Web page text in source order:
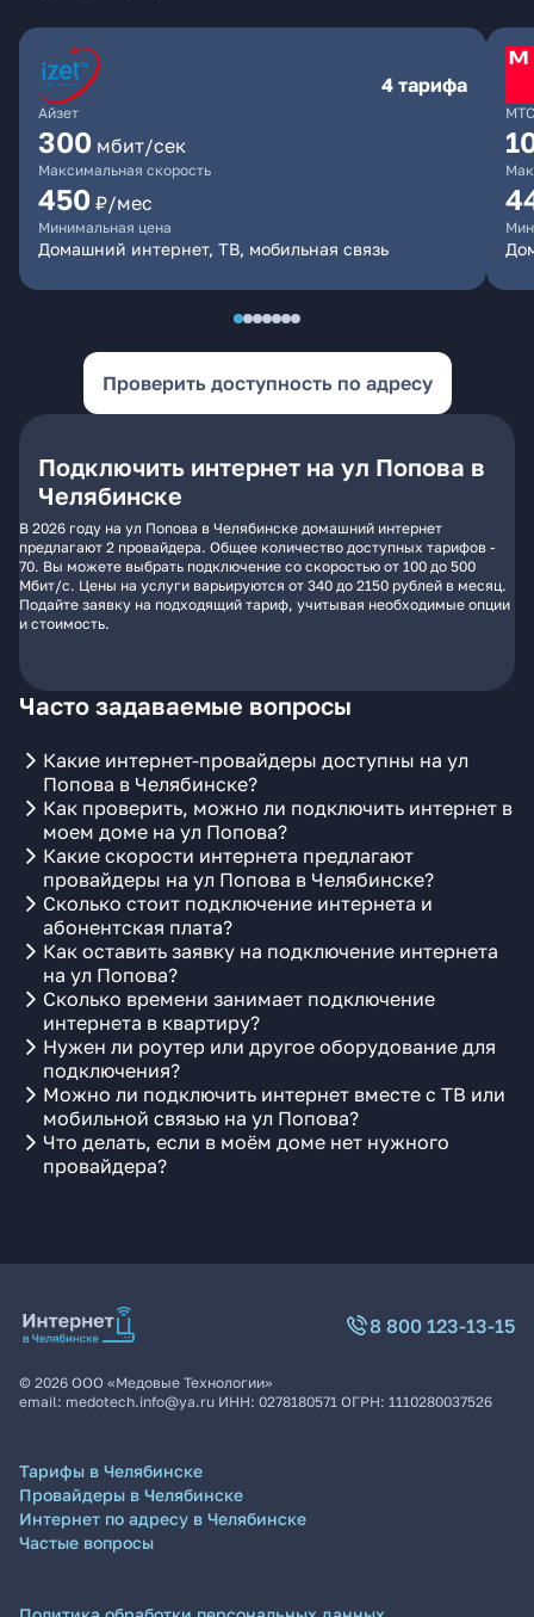
Айзет
4 тарифа
300 мбит/сек
Максимальная скорость
450 ₽/мес
Минимальная цена
Домашний интернет, ТВ, мобильная связь
МТС
Проверить доступность по адресу
Подключить интернет на ул Попова в
Челябинске
В 2026 году на ул Попова в Челябинске домашний интернет
предлагают 2 провайдера. Общее количество доступных тарифов -
70. Вы можете выбрать подключение со скоростью от 100 до 500
Мбит/с. Цены на услуги варьируются от 340 до 2150 рублей в месяц.
Подайте заявку на подходящий тариф, учитывая необходимые опции
и стоимость.
Часто задаваемые вопросы
Какие интернет-провайдеры доступны на ул
Попова в Челябинске?
Как проверить, можно ли подключить интернет в
моем доме на ул Попова?
Какие скорости интернета предлагают
провайдеры на ул Попова в Челябинске?
Сколько стоит подключение интернета и
абонентская плата?
Как оставить заявку на подключение интернета
на ул Попова?
Сколько времени занимает подключение
интернета в квартиру?
Нужен ли роутер или другое оборудование для
подключения?
Можно ли подключить интернет вместе с ТВ или
мобильной связью на ул Попова?
Что делать, если в моём доме нет нужного
провайдера?
8 800 123-13-15
© 2026 ООО «Медовые Технологии»
email: medotech.info@ya.ru ИНН: 0278180571 ОГРН: 1110280037526
Тарифы в Челябинске
Провайдеры в Челябинске
Интернет по адресу в Челябинске
Частые вопросы